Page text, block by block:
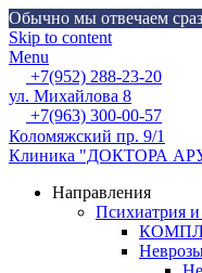
Обычно мы отвечаем
Skip to content
Menu
+7(952) 288-23-20
ул. Михайлова 8
+7(963) 300-00-57
Коломяжский пр. 9/1
Клиника "ДОКТОРА
Направления
Психиатрия